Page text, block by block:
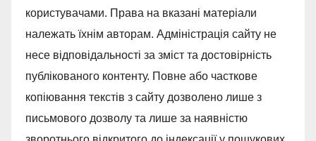
користувачами. Права на вказані матеріали
належать їхнім авторам. Адміністрація сайту не
несе відповідальності за зміст та достовірність
публікованого контенту. Повне або часткове
копіювання текстів з сайту дозволено лише з
письмового дозволу та лише за наявністю